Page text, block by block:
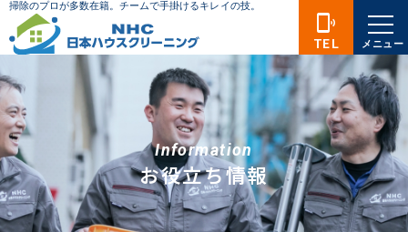
Information
お役立ち情報
phonelink_ring
TEL メニュー